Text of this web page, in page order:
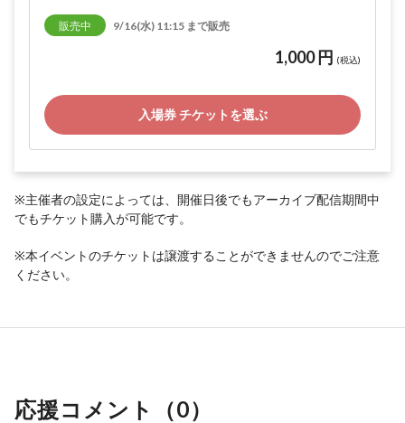
販売中 9/16(水) 11:15 まで販売
1,000 円 (税込)
入場券 チケットを選ぶ
※主催者の設定によっては、開催日後でもアーカイブ配信期間中
でもチケット購入が可能です。
※本イベントのチケットは譲渡することができませんのでご注意
ください。
応援コメント（0）